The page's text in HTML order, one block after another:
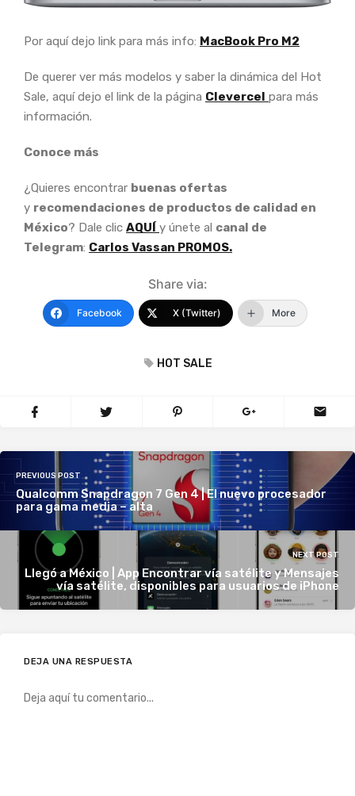
Por aquí dejo link para más info: MacBook Pro M2
De querer ver más modelos y saber la dinámica del Hot
Sale, aquí dejo el link de la página Clevercel para más
información.
Conoce más
¿Quieres encontrar buenas ofertas
y recomendaciones de productos de calidad en
México? Dale clic AQUÍ y únete al canal de
Telegram: Carlos Vassan PROMOS.
Share via:
Facebook X (Twitter) More
HOT SALE
PREVIOUS POST
Qualcomm Snapdragon 7 Gen 4 | El nuevo procesador
para gama media – alta
NEXT POST
Llegó a México | App Encontrar vía satélite y Mensajes
vía satélite, disponibles para usuarios de iPhone
DEJA UNA RESPUESTA